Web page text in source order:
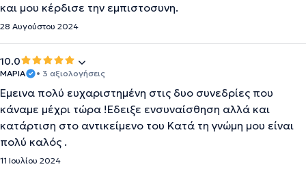
και μου κέρδισε την εμπιστοσυνη.
28 Αυγούστου 2024
10.0
ΜΑΡΙΑ • 3 αξιολογήσεις
Έμεινα πολύ ευχαριστημένη στις δυο συνεδρίες που
κάναμε μέχρι τώρα !Εδειξε ενσυναίσθηση αλλά και
κατάρτιση στο αντικείμενο του Κατά τη γνώμη μου είναι
πολύ καλός .
11 Ιουλίου 2024